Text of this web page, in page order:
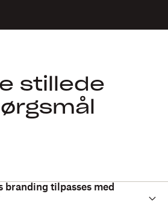
stillede
branding tilpasses med